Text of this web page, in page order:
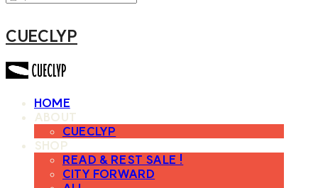
CUECLYP
HOME
ABOUT
CUECLYP
SHOP
READ & REST SALE !
CITY FORWARD